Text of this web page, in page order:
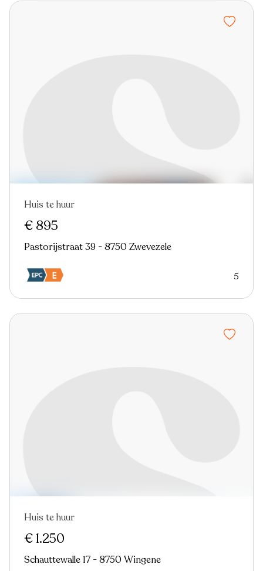
Nieuw
Huis te huur
€ 895
Pastorijstraat 39 - 8750 Zwevezele
5
Nieuw
Huis te huur
€ 1.250
Schauttewalle 17 - 8750 Wingene